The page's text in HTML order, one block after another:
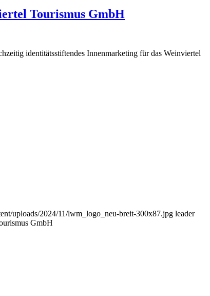
Tourismus GmbH
identitätsstiftendes Innenmarketing für das Weinviertel
uploads/2024/11/lwm_logo_neu-breit-300x87.jpg leader
GmbH